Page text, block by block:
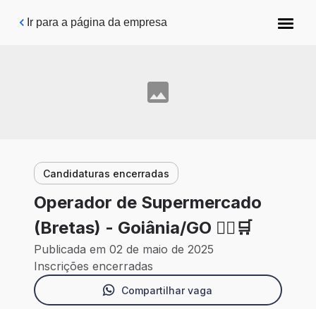
Pular para o conteúdo principal
Ir para a página da empresa
Candidaturas encerradas
Operador de Supermercado
(Bretas) - Goiânia/GO 🙍‍♀️🛒
Publicada em 02 de maio de 2025
Inscrições encerradas
Compartilhar vaga